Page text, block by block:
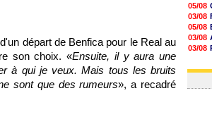
départ de Benfica pour le Real au
son choix. «Ensuite, il y aura une
à qui je veux. Mais tous les bruits
sont que des rumeurs», a recadré
05/08
03/08
05/08
03/08
03/08
03/08